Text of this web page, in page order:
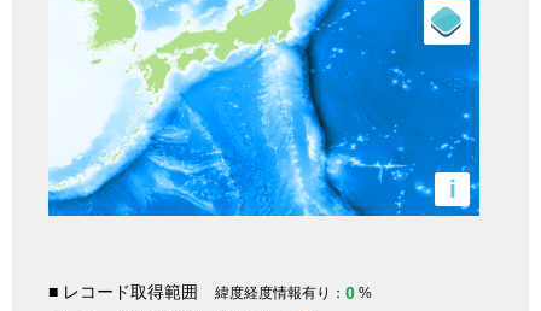
i
■ レコード取得範囲 緯度経度情報有り： 0 %